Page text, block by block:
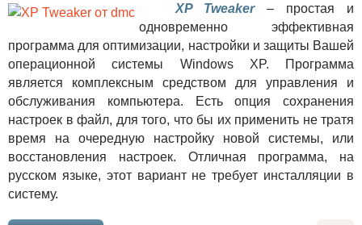
XP Tweaker– простая и
одновременно эффективная
программа для оптимизации, настройки и защиты Вашей
операционной системы Windows XP. Программа
является комплексным средством для управления и
обслуживания компьютера. Есть опция сохранения
настроек в файл, для того, что бы их применить не тратя
время на очередную настройку новой системы, или
восстановления настроек. Отличная программа, на
русском языке, этот вариант не требует инсталляции в
систему.